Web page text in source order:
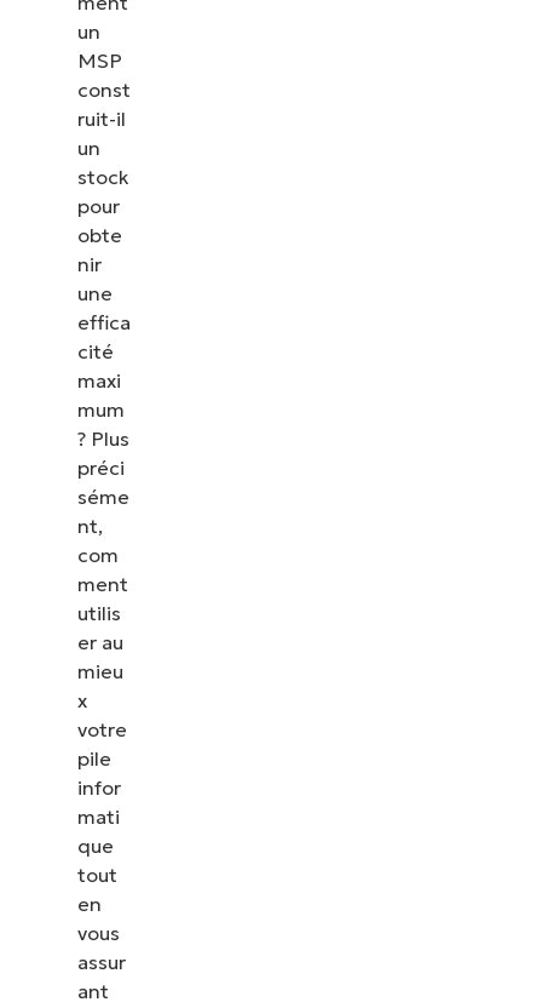
un
MSP
const
ruit-il
un
stock
pour
obte
nir
une
effica
cité
maxi
mum
? Plus
préci
séme
nt,
com
ment
utilis
er au
mieu
x
votre
pile
infor
mati
que
tout
en
vous
assur
ant